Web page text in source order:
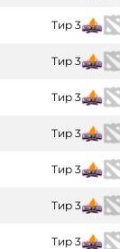
Тир 3
Тир 3
Тир 3
Тир 3
Тир 3
Тир 3
Тир 3